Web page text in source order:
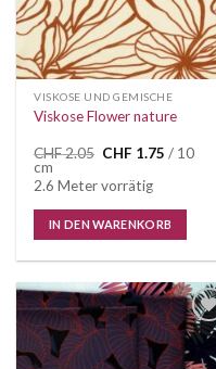
VISKOSE UND GEMISCHE
Viskose Flower nature
CHF2.05 Ursprünglicher
war:
CHF 2.05
CHF 1.75 Aktueller
/ 10
cm
2.6 Meter vorrätig
IN DEN WARENKORB